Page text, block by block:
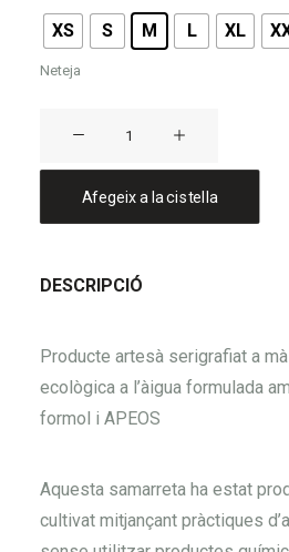
XS S M L XL
Neteja
Camiseta
Afegeix a la cistella
DESCRIPCIÓ
Producte artesà serigrafiat a
ecològica a l’àigua formulada
formol i APEOS
Aquesta samarreta ha estat
cultivat mitjançant pràctiques